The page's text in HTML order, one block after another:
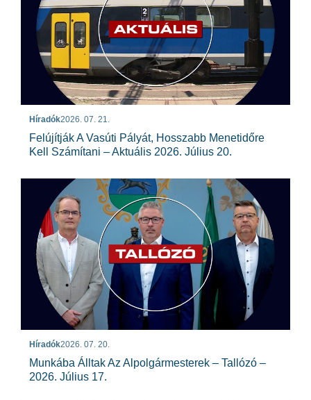
Híradók2026. 07. 21.
Felújítják A Vasúti Pályát, Hosszabb Menetidőre
Kell Számítani – Aktuális 2026. Július 20.
Híradók2026. 07. 20.
Munkába Álltak Az Alpolgármesterek – Tallózó –
2026. Július 17.